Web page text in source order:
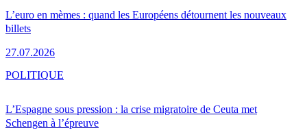
L’euro en mèmes : quand les Européens détournent les nouveaux
billets
27.07.2026
L’Espagne sous pression : la crise migratoire de Ceuta met
Schengen à l’épreuve
POLITIQUE